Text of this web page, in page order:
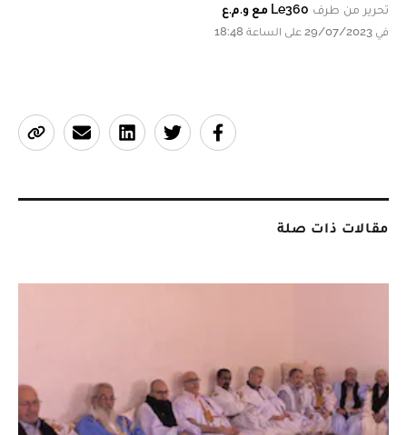
تحرير من طرف Le360 مع و.م.ع
في 29/07/2023 على الساعة 18:48
مقالات ذات صلة